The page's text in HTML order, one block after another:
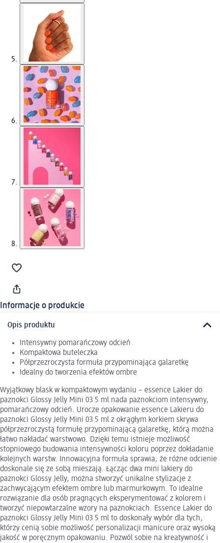
Informacje o produkcie
Opis produktu
Intensywny pomarańczowy odcień
Kompaktowa buteleczka
Półprzezroczysta formuła przypominająca galaretkę
Idealny do tworzenia efektów ombre
Wyjątkowy blask w kompaktowym wydaniu – essence Lakier do
paznokci Glossy Jelly Mini 03 5 ml nada paznokciom intensywny,
pomarańczowy odcień. Urocze opakowanie essence Lakieru do
paznokci Glossy Jelly Mini 03 5 ml z okrągłym korkiem skrywa
półprzezroczystą formułę przypominającą galaretkę, którą można
łatwo nakładać warstwowo. Dzięki temu istnieje możliwość
stopniowego budowania intensywności koloru poprzez dokładanie
kolejnych warstw. Innowacyjna formuła sprawia, że różne odcienie
doskonale się ze sobą mieszają. Łącząc dwa mini lakiery do
paznokci Glossy Jelly, można stworzyć unikalne stylizacje z
zachwycającym efektem ombre lub marmurkowym. To idealne
rozwiązanie dla osób pragnących eksperymentować z kolorem i
tworzyć niepowtarzalne wzory na paznokciach. Essence Lakier do
paznokci Glossy Jelly Mini 03 5 ml to doskonały wybór dla tych,
którzy cenią sobie możliwość personalizacji manicure oraz wysoką
jakość w poręcznym opakowaniu. Pozwól sobie na kreatywność i